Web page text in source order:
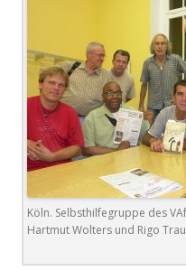
Köln. Selbsthilfegruppe des
Hartmut Wolters und Rigo